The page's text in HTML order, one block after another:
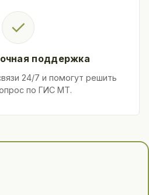
✓
поддержка
24/7 и помогут решить
по ГИС МТ.